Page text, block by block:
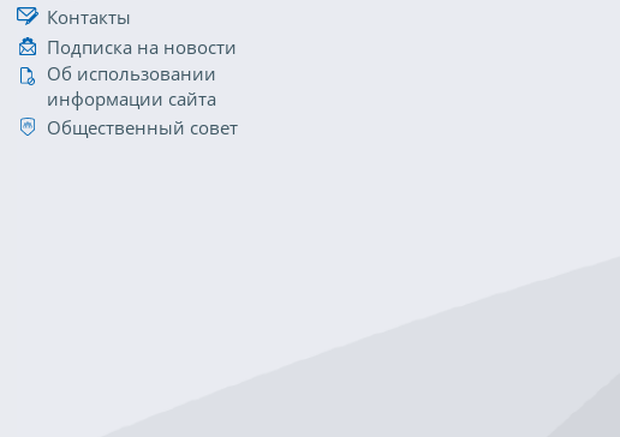
Контакты
Подписка на новости
Об использовании
информации сайта
Общественный совет